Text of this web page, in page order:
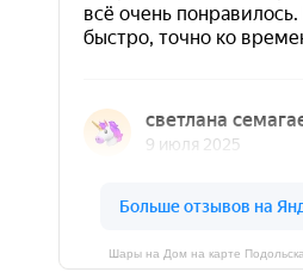
Шары на Дом на карте